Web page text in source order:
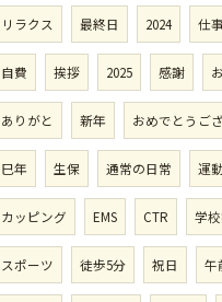
リラクス 最終日 2024 仕
自費 挨拶 2025 感謝
ありがと 新年 おめでとうご
巳年 生保 通常の日常 運
カッピング EMS CTR 学
スポーツ 徒歩5分 祝日 午